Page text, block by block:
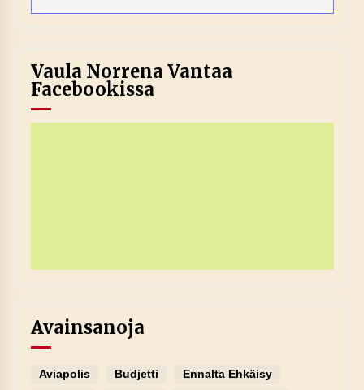
Vaula Norrena Vantaa
Facebookissa
Avainsanoja
Aviapolis Budjetti
Ennalta Ehkäisy